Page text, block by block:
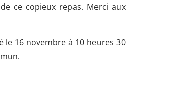
ce copieux repas. Merci aux
le 16 novembre à 10 heures 30